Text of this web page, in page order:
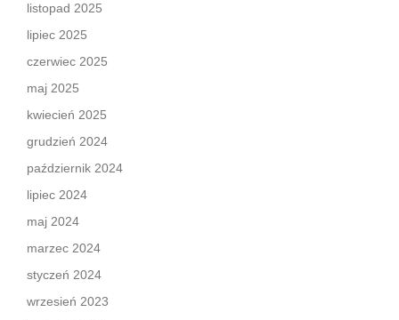
listopad 2025
lipiec 2025
czerwiec 2025
maj 2025
kwiecień 2025
grudzień 2024
październik 2024
lipiec 2024
maj 2024
marzec 2024
styczeń 2024
wrzesień 2023